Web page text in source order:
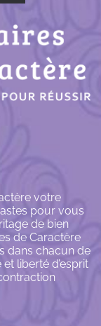
votre
pour vous
de bien
de Caractère
dans chacun de
liberté d’esprit